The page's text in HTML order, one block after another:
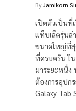
ByJamikorn
เปิดตัวเป็นที่
แท็บเล็ตรุ่นล่
ขนาดใหญ่ที่สุ
ที่ครบครัน ใน
มาระยะหนึ่ง
ต้องการอุปก
Galaxy Tab